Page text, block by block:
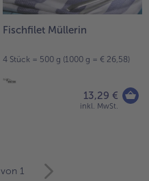
Fischfilet Müllerin
4 Stück = 500 g (1000 g = € 26,58)
13,29 €
inkl. MwSt.
von 1